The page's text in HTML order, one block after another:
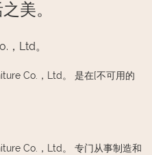
美。
，Ltd。
Co.，Ltd。 是在[不可用的
Co.，Ltd。 专门从事制造和